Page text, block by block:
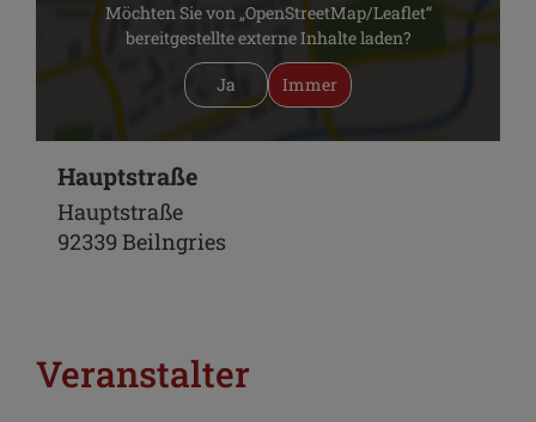
Möchten Sie von „OpenStreetMap/Leaflet“
bereitgestellte externe Inhalte laden?
Ja Immer
Hauptstraße
Hauptstraße
92339 Beilngries
Veranstalter